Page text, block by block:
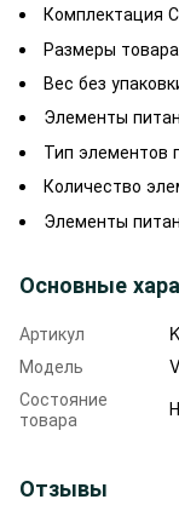
Комплектация
Размеры
Вес без
Элементы
Тип элементов
Количество
Элементы
Основные
Артикул
Модель
Состояние
товара
Отзывы